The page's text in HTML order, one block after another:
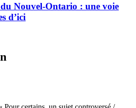
Nouvel-Ontario : une voie
d’ici